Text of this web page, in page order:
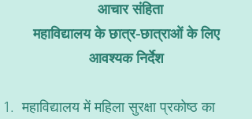
आचार संहिता
महाविद्यालय के छात्र-छात्राओं के लिए
आवश्यक निर्देश
महाविद्यालय में महिला सुरक्षा प्रकोष्ठ का